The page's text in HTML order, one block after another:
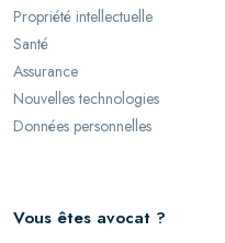
Propriété intellectuelle
Santé
Assurance
Nouvelles technologies
Données personnelles
Vous êtes avocat ?